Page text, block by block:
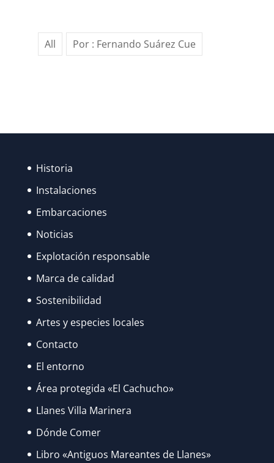
SIGLO,
GRACIAS
LAS
SU
All Por : Fernando Suárez Cue
Historia
Instalaciones
Embarcaciones
Noticias
Explotación responsable
Marca de calidad
Sostenibilidad
Artes y especies locales
Contacto
El entorno
Área protegida «El Cachucho»
Llanes Villa Marinera
Dónde Comer
Libro «Antiguos Mareantes de Llanes»